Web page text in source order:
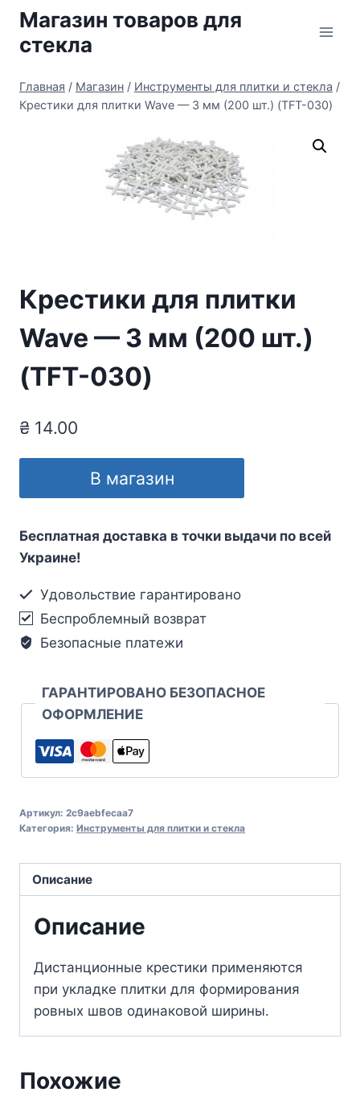
Перейти
содержимому
Магазин товаров для
стекла
Главная / Магазин / Инструменты для плитки и стекла /
Крестики для плитки Wave — 3 мм (200 шт.) (TFT-030)
Крестики для плитки
Wave — 3 мм (200 шт.)
(TFT-030)
₴ 14.00
В магазин
Бесплатная доставка в точки выдачи по всей
Украине!
Удовольствие гарантировано
Беспроблемный возврат
Безопасные платежи
ГАРАНТИРОВАНО БЕЗОПАСНОЕ
ОФОРМЛЕНИЕ
Артикул: 2c9aebfecaa7
Категория: Инструменты для плитки и стекла
Описание
Описание
Дистанционные крестики применяются
при укладке плитки для формирования
ровных швов одинаковой ширины.
Похожие